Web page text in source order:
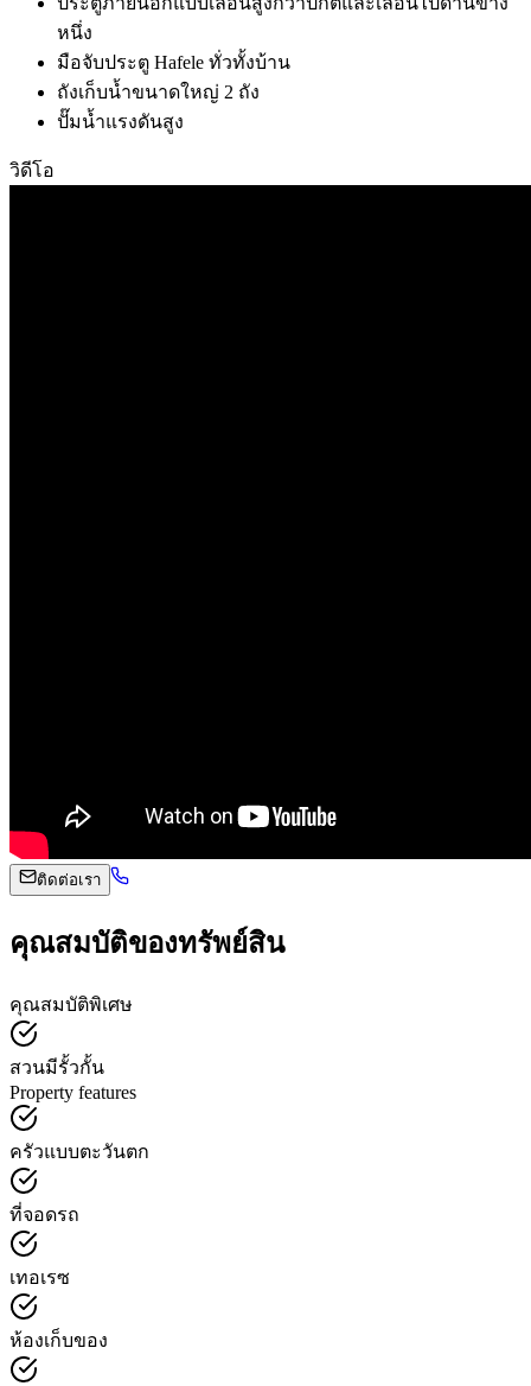
หนึ่ง
มือจับประตู Hafele ทั่วทั้งบ้าน
ถังเก็บน้ำขนาดใหญ่ 2 ถัง
ปั๊มน้ำแรงดันสูง
วิดีโอ
ติดต่อเรา
คุณสมบัติของทรัพย์สิน
คุณสมบัติพิเศษ
สวนมีรั้วกั้น
Property features
ครัวแบบตะวันตก
ที่จอดรถ
เทอเรซ
ห้องเก็บของ